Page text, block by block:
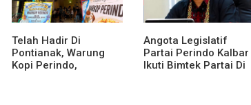
Telah Hadir Di
Pontianak, Warung
Kopi Perindo,
Angota Legislatif
Partai Perindo Kalbar
Ikuti Bimtek Partai Di